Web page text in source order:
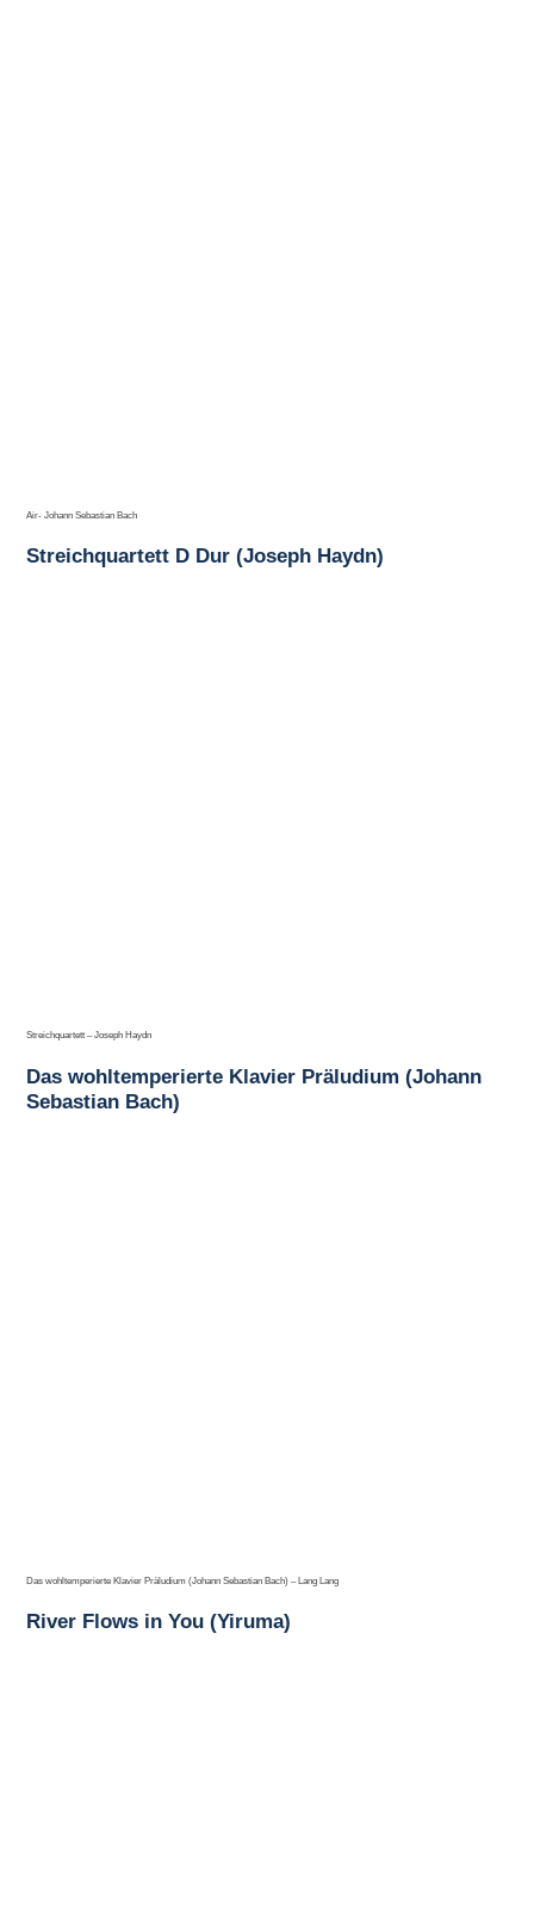
Air- Johann Sebastian Bach
Streichquartett D Dur (Joseph Haydn)
Streichquartett – Joseph Haydn
Das wohltemperierte Klavier Präludium (Johann
Sebastian Bach)
Das wohltemperierte Klavier Präludium (Johann Sebastian Bach) – Lang Lang
River Flows in You (Yiruma)